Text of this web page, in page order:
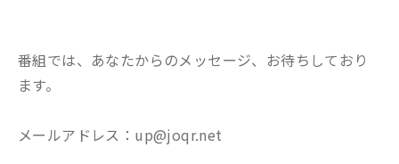
番組では、あなたからのメッセージ、お待ちしており
ます。
メールアドレス：up@joqr.net